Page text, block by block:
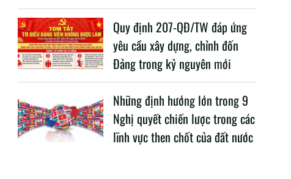
Quy định 207-QĐ/TW đáp ứng
yêu cầu xây dựng, chỉnh đốn
Đảng trong kỷ nguyên mới
Những định hướng lớn trong 9
Nghị quyết chiến lược trong các
lĩnh vực then chốt của đất nước